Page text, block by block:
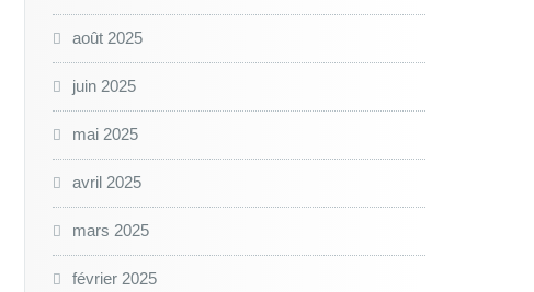
août 2025
juin 2025
mai 2025
avril 2025
mars 2025
février 2025